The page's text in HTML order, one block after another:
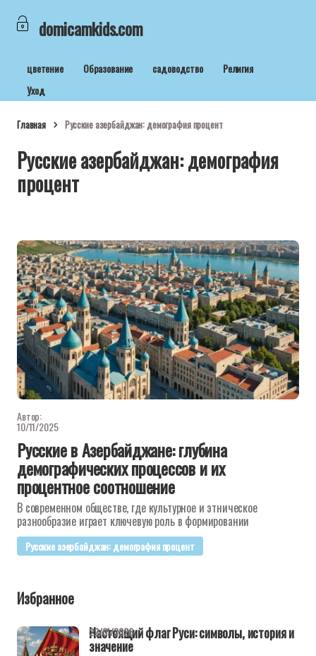
domicamkids.com
цветение Образование садоводство
Религия
Уход
Главная Русские азербайджан: демография процент
Русские азербайджан: демография
процент
Автор:
10/11/2025
Русские в Азербайджане: глубина
демографических процессов и их
процентное соотношение
В современном обществе, где культурное и этническое
разнообразие играет ключевую роль в формировании
Русские азербайджан: демография процент
Избранное
Настоящий флаг Руси: символы, история и
значение
22/01/2026